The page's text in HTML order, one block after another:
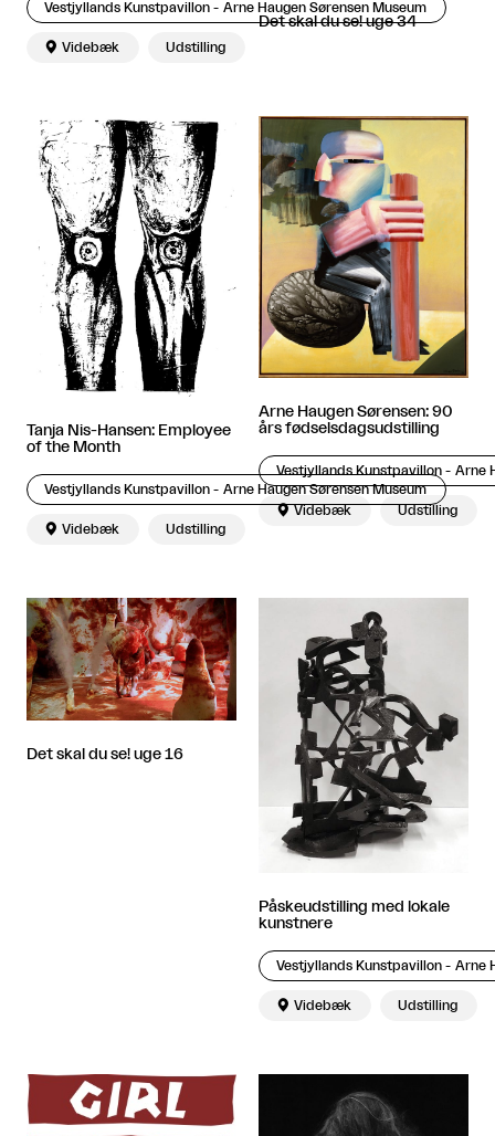
Vestjyllands Kunstpavillon - Arne Haugen Sørensen Museum
 Videbæk Udstilling
Det skal du se! uge 34
Tanja Nis-Hansen: Employee
of the Month
Vestjyllands Kunstpavillon - Arne Haugen Sørensen Museum
 Videbæk Udstilling
Arne Haugen Sørensen: 90
års fødselsdagsudstilling
Vestjyllands Kunstpavillon - Arne
 Videbæk Udstilling
Det skal du se! uge 16
Påskeudstilling med lokale
kunstnere
Vestjyllands Kunstpavillon - Arne
 Videbæk Udstilling